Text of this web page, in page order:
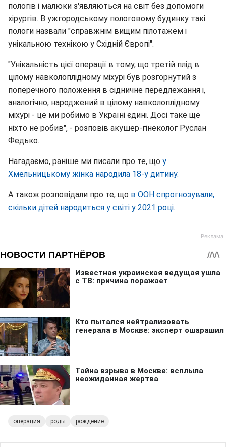
пологів і малюки з'являються на світ без допомоги
хірургів. В ужгородському пологовому будинку такі
пологи назвали "справжнім вищим пілотажем і
унікальною технікою у Східній Європі".
"Унікальність цієї операції в тому, що третій плід в
цілому навколоплідному міхурі був розгорнутий з
поперечного положення в сідничне передлежання і,
аналогічно, народжений в цілому навколоплідному
міхурі - це ми робимо в Україні єдині. Досі таке ще
ніхто не робив", - розповів акушер-гінеколог Руслан
Федько.
Нагадаємо, раніше ми писали про те, що у
Хмельницькому жінка народила 18-у дитину.
А також розповідали про те, що в ООН спрогнозували,
скільки дітей народиться у світі у 2021 році.
операция роды рождение